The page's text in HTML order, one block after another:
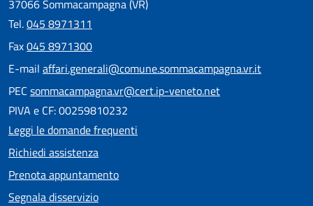
37066 Sommacampagna (VR)
Tel.045 8971311
Fax045 8971300
E-mail affari.generali@comune.sommacampagna.vr.it
PEC sommacampagna.vr@cert.ip-veneto.net
PIVA e CF: 00259810232
Leggi le domande frequenti
Richiedi assistenza
Prenota appuntamento
Segnala disservizio